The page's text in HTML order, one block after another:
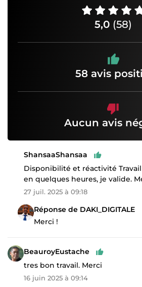
5,0 (58)
58 avis
Aucun avis
ShansaaShansaa
Disponibilité et réactivité
en quelques heures, je valide.
27 juil. 2025 à 09:18
Réponse de DAKI_DIGITALE
Merci !
BeauroyEustache
tres bon travail. Merci
16 juin 2025 à 09:14